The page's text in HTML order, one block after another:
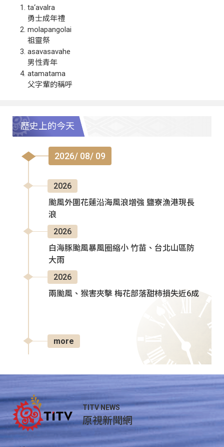
ta‘avalra
勇士成年禮
molapangolai
祖靈祭
asavasavahe
男性青年
atamatama
父字輩的稱呼
歷史上的今天
2026/ 08/ 09
2026
颱風外圍花蓮沿海風浪增強 鹽寮漁港現長
浪
2026
白海豚颱風暴風圈縮小 竹苗、台北山區防
大雨
2026
兩颱風、猴害夾擊 梅花部落甜柿損失近6成
more
TITV NEWS
原視新聞網